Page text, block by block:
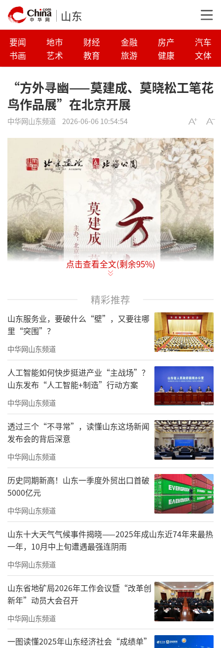
山东
要闻 地市 财经 金融 房产
汽车
书画
艺术 教育 旅游 健康 文体
“方外寻幽——莫建成、莫晓松工笔花
鸟作品展”在北京开展
中华网山东频道 2026-06-06 10:54:54
｜展览主题｜
莫建成、莫晓松工笔花鸟作品展
点击查看全文(剩余95%)
精彩推荐
山东服务业，要破什么“壁”，又要往哪
里“突围”？
中华网山东频道
人工智能如何快步挺进产业“主战场”？
山东发布“人工智能+制造”行动方案
中华网山东频道
透过三个“不寻常”，读懂山东这场新闻
发布会的背后深意
中华网山东频道
历史同期新高！山东一季度外贸出口首破
5000亿元
中华网山东频道
山东十大天气气候事件揭晓——2025年成山东近74年来最热
一年，10月中上旬遭遇最强连阴雨
中华网山东频道
山东省地矿局2026年工作会议暨“改革创
新年”动员大会召开
中华网山东频道
一图读懂2025年山东经济社会“成绩单”